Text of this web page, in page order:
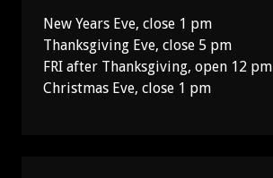
New Years Eve, close 1 pm
Thanksgiving Eve, close 5 pm
FRI after Thanksgiving, open 12 pm
Christmas Eve, close 1 pm